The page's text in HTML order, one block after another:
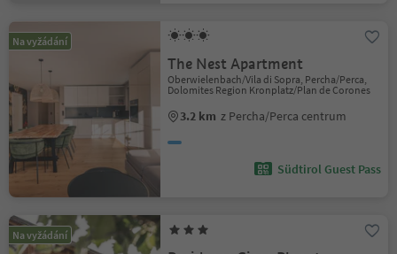
Na vyžádání
The Nest Apartment
Oberwielenbach/Vila di Sopra, Percha/Perca,
Dolomites Region Kronplatz/Plan de Corones
3.2 km z Percha/Perca centrum
Südtirol Guest Pass
Na vyžádání